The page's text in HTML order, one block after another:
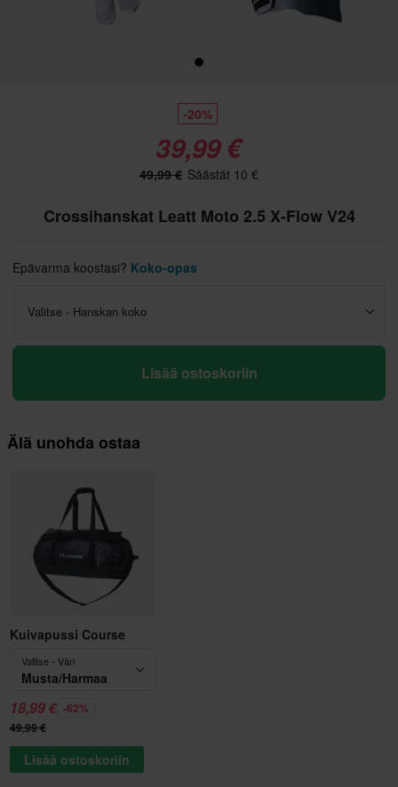
-20%
39,99 €
49,99 € Säästät 10 €
Crossihanskat Leatt Moto 2.5 X-Flow V24
Epävarma koostasi? Koko-opas
Valitse - Hanskan koko
Lisää ostoskoriin
Älä unohda ostaa
Kuivapussi Course
Valitse - Väri
Musta/Harmaa
18,99 € -62%
49,99 €
Lisää ostoskoriin